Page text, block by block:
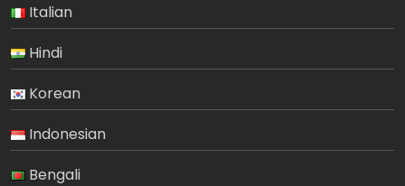
Italian
Hindi
Korean
Indonesian
Bengali